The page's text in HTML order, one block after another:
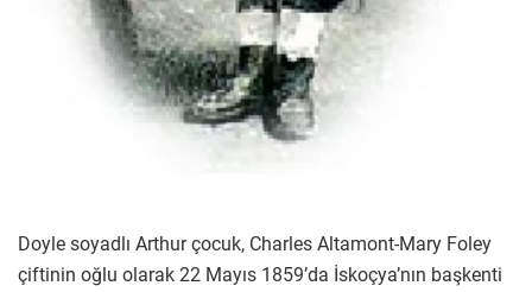
Doyle soyadlı Arthur çocuk, Charles Altamont-Mary Foley
çiftinin oğlu olarak 22 Mayıs 1859’da İskoçya’nın başkenti